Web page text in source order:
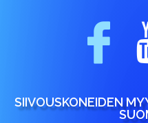
SIIVOUSKONEIDEN